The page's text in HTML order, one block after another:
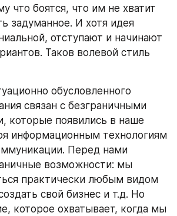
что боятся, что им не хватит
задуманное. И хотя идея
отступают и начинают
Таков волевой стиль
обусловленного
связан с безграничными
которые появились в наше
информационным технологиям
Перед нами
возможности: мы
практически любым видом
свой бизнес и т.д. Но
которое охватывает, когда мы